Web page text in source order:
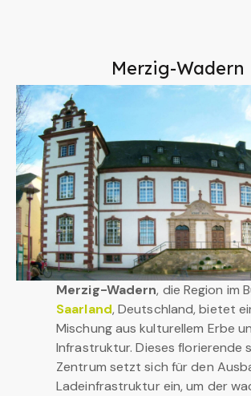
Merzig-Wadern
Merzig-Wadern, die Region im
Saarland, Deutschland, bietet
Mischung aus kulturellem Erbe
Infrastruktur. Dieses florierende
Zentrum setzt sich für den
Ladeinfrastruktur ein, um der